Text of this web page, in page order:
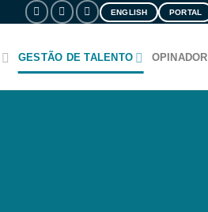
ENGLISH PORTAL
GESTÃO DE TALENTO OPINADOR